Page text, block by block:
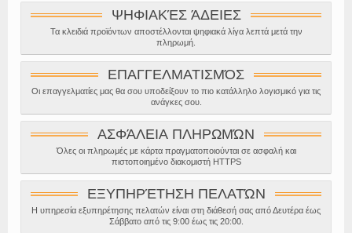
ΨΗΦΙΑΚΈΣ ΆΔΕΙΕΣ
Τα κλειδιά προϊόντων αποστέλλονται ψηφιακά λίγα λεπτά μετά την
πληρωμή.
ΕΠΑΓΓΕΛΜΑΤΙΣΜΌΣ
Οι επαγγελματίες μας θα σου υποδείξουν το πιο κατάλληλο λογισμικό για τις
ανάγκες σου.
ΑΣΦΆΛΕΙΑ ΠΛΗΡΩΜΏΝ
Όλες οι πληρωμές με κάρτα πραγματοποιούνται σε ασφαλή και
πιστοποιημένο διακομιστή HTTPS
ΕΞΥΠΗΡΈΤΗΣΗ ΠΕΛΑΤΏΝ
Η υπηρεσία εξυπηρέτησης πελατών είναι στη διάθεσή σας από Δευτέρα έως
Σάββατο από τις 9:00 έως τις 20:00.